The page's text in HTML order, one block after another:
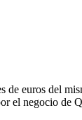
de euros del
el negocio de